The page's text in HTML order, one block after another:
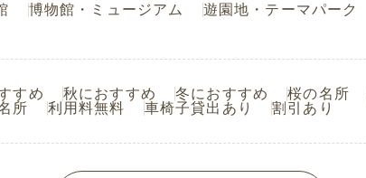
博物館・ミュージアム 遊園地・テーマパーク
すめ 秋におすすめ 冬におすすめ 桜の名所
所 利用料無料 車椅子貸出あり 割引あり